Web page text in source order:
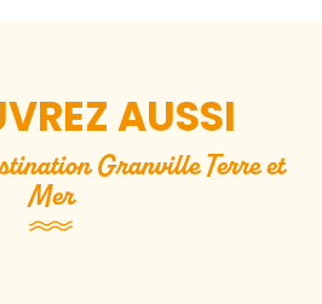
AUSSI
Granville Terre et
Mer